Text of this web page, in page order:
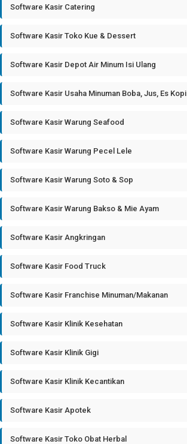
Software Kasir Catering
Software Kasir Toko Kue & Dessert
Software Kasir Depot Air Minum Isi Ulang
Software Kasir Usaha Minuman Boba, Jus, Es Kopi
Software Kasir Warung Seafood
Software Kasir Warung Pecel Lele
Software Kasir Warung Soto & Sop
Software Kasir Warung Bakso & Mie Ayam
Software Kasir Angkringan
Software Kasir Food Truck
Software Kasir Franchise Minuman/Makanan
Software Kasir Klinik Kesehatan
Software Kasir Klinik Gigi
Software Kasir Klinik Kecantikan
Software Kasir Apotek
Software Kasir Toko Obat Herbal